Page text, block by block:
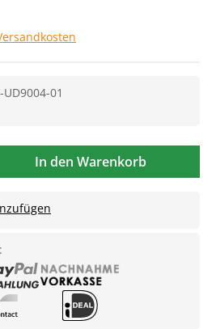
UD9004-01
In den Warenkorb